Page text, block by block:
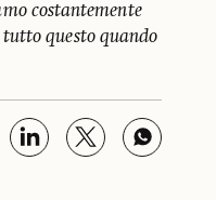
costantemente
questo quando